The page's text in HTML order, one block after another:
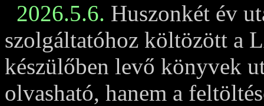
2026.5.6. Huszonkét év
szolgáltatóhoz költözött a
készülőben levő könyvek
olvasható, hanem a